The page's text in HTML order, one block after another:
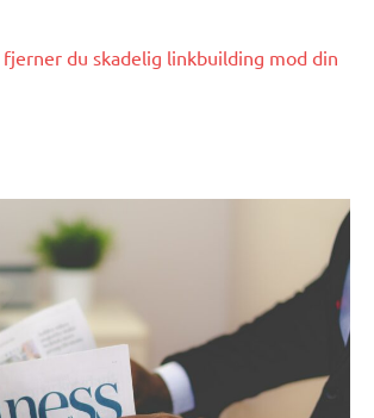
du skadelig linkbuilding mod din